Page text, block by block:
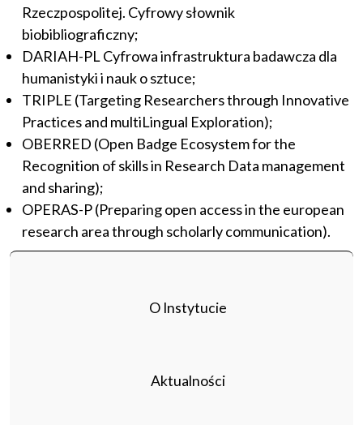
O Instytucie
Aktualności
Rzeczpospolitej. Cyfrowy słownik
biobibliograficzny;
DARIAH-PL Cyfrowa infrastruktura badawcza dla
humanistyki i nauk o sztuce;
TRIPLE (Targeting Researchers through Innovative
Practices and multiLingual Exploration);
OBERRED (Open Badge Ecosystem for the
Recognition of skills in Research Data management
and sharing);
OPERAS-P (Preparing open access in the european
research area through scholarly communication).